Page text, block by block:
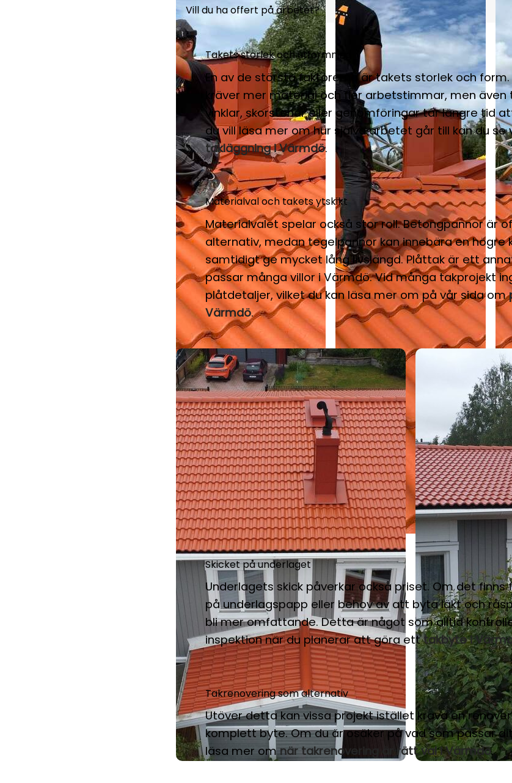
Vill du ha offert på arbetet?
Takets storlek och utformning
En av de största faktorerna är takets storlek och
kräver mer material och fler arbetstimmar, men även
vinklar, skorstenar eller genomföringar tar längre tid
du vill läsa mer om hur själva arbetet går till kan du se
takläggning i Värmdö.
Materialval och takets ytskikt
Materialvalet spelar också stor roll. Betongpannor är
alternativ, medan tegelpannor kan innebära en högre
samtidigt ge mycket lång livslängd. Plåttak är ett
passar många villor i Värmdö. Vid många takprojekt
plåtdetaljer, vilket du kan läsa mer om på vår sida om
Värmdö.
Skicket på underlaget
Underlagets skick påverkar också priset. Om det finns
på underlagspapp eller behov av att byta läkt och
bli mer omfattande. Detta är något som alltid
inspektion när du planerar att göra etttakbyte i
Takrenovering som alternativ
Utöver detta kan vissa projekt istället kräva en
komplett byte. Om du är osäker på vad som passar
läsa mer omnär takrenovering är rätt val i Värmdö.